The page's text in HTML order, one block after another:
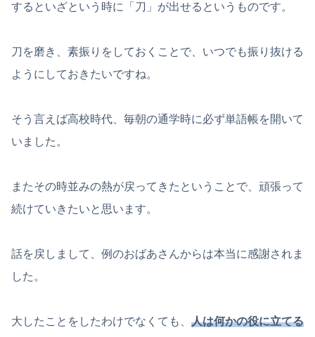
するといざという時に「刀」が出せるというものです。
刀を磨き、素振りをしておくことで、いつでも振り抜ける
ようにしておきたいですね。
そう言えば高校時代、毎朝の通学時に必ず単語帳を開いて
いました。
またその時並みの熱が戻ってきたということで、頑張って
続けていきたいと思います。
話を戻しまして、例のおばあさんからは本当に感謝されま
した。
大したことをしたわけでなくても、 人は何かの役に立てる